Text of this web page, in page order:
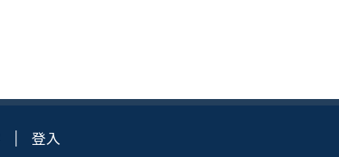
登入